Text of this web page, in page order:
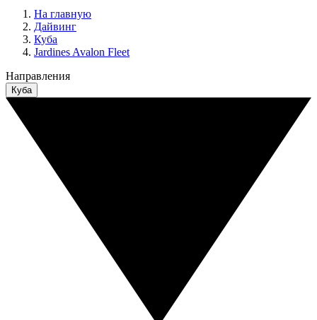
На главную
Дайвинг
Куба
Jardines Avalon Fleet
Направления
Куба